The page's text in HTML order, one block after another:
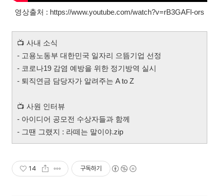
영상출처 : https://www.youtube.com/watch?v=rB3GAFl-ors
📺 사내 소식
- 고용노동부 대한민국 일자리 으뜸기업 선정
- 코로나19 감염 예방을 위한 정기방역 실시
- 퇴직연금 담당자가 알려주는 A to Z
📺 사원 인터뷰
- 아이디어 공모전 수상자들과 함께
- 그땐 그랬지 : 라떼는 말이야.zip
14 구독하기